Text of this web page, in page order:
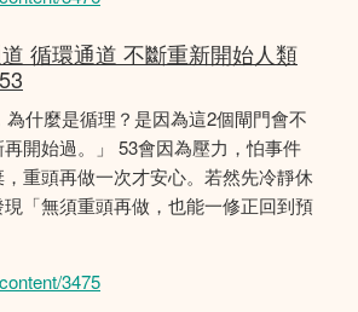
循環通道 不斷重新開始人類
為什麼是循理？是因為這2個閘門會不
開始過。」 53會因為壓力，怕事件
重頭再做一次才安心。若然先冷靜休
「無須重頭再做，也能一修正回到預
3475